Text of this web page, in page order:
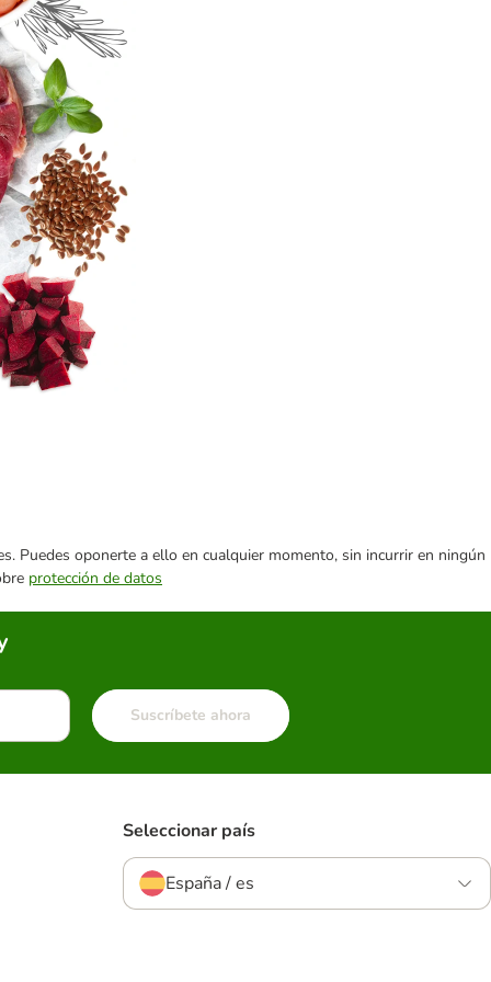
Puedes oponerte a ello en cualquier momento, sin incurrir en ningún
protección de datos
Suscríbete ahora
Seleccionar país
España / es